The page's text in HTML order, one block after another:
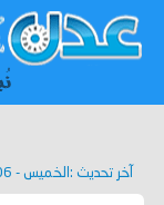
آخر تحديث : الخميس - 06 أغسطس 2026 - 11:39 ص